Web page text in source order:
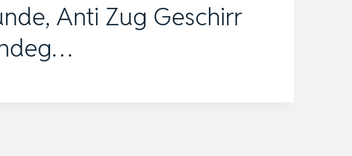
Anti Zug Geschirr